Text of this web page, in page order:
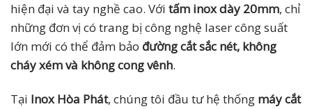
hiện đại và tay nghề cao. Với tấm inox dày 20mm, chỉ
những đơn vị có trang bị công nghệ laser công suất
lớn mới có thể đảm bảo đường cắt sắc nét, không
cháy xém và không cong vênh.
Tại Inox Hòa Phát, chúng tôi đầu tư hệ thống máy cắt